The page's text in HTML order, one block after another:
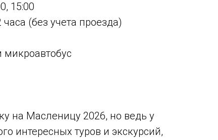
15:00
часа (без учета проезда)
микроавтобус
на Масленицу 2026, но ведь у
интересных туров и экскурсий,